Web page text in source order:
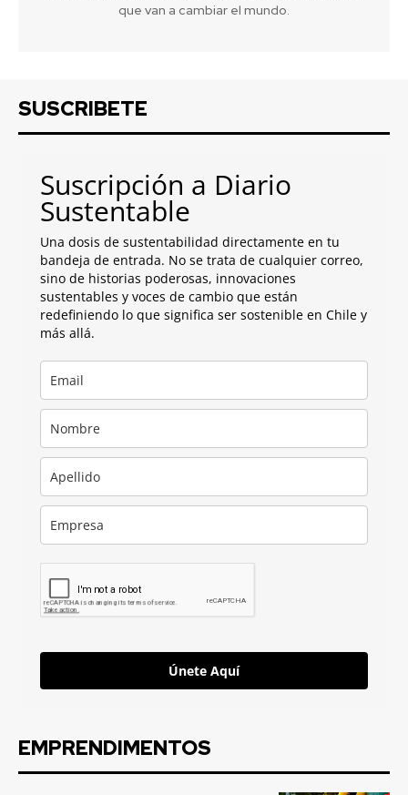
que van a cambiar el mundo.
SUSCRIBETE
Suscripción a Diario
Sustentable
Una dosis de sustentabilidad directamente en tu
bandeja de entrada. No se trata de cualquier correo,
sino de historias poderosas, innovaciones
sustentables y voces de cambio que están
redefiniendo lo que significa ser sostenible en Chile y
más allá.
Únete Aquí
EMPRENDIMENTOS